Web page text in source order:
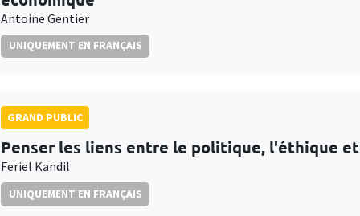
Antoine Gentier
UNIQUEMENT EN FRANÇAIS
GRAND PUBLIC
Penser les liens entre le politique, l'éthique
Feriel Kandil
UNIQUEMENT EN FRANÇAIS